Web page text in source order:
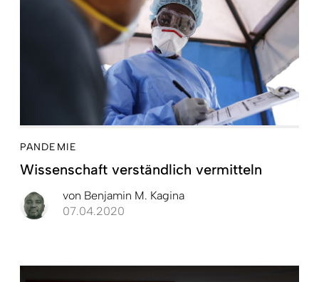
PANDEMIE
Wissenschaft verständlich vermitteln
von Benjamin M. Kagina
07.04.2020